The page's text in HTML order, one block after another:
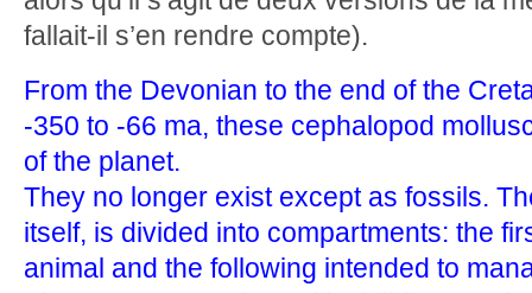
fallait-il s’en rendre compte).
From the Devonian to the end of the
-350 to -66 ma, these cephalopod
of the planet.
They no longer exist except as fossils.
itself, is divided into compartments: the
animal and the following intended to